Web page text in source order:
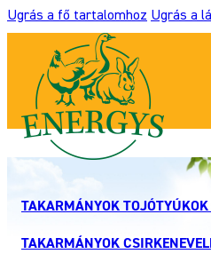
Ugrás a fő tartalomhoz Ugrás a
TAKARMÁNYOK
TAKARMÁNYOK